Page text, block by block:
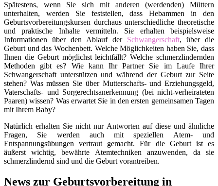
Spätestens, wenn Sie sich mit anderen (werdenden) Müttern
unterhalten, werden Sie feststellen, dass Hebammen in den
Geburtsvorbereitungskursen durchaus unterschiedliche theoretische
und praktische Inhalte vermitteln. Sie erhalten beispielsweise
Informationen über den Ablauf derSchwangerschaft, über die
Geburt und das Wochenbett. Welche Möglichkeiten haben Sie, dass
Ihnen die Geburt möglichst leichtfällt? Welche schmerzlindernden
Methoden gibt es? Wie kann Ihr Partner Sie im Laufe Ihrer
Schwangerschaft unterstützen und während der Geburt zur Seite
stehen? Was müssen Sie über Mutterschafts- und Erziehungsgeld,
Vaterschafts- und Sorgerechtsanerkennung (bei nicht-verheirateten
Paaren) wissen? Was erwartet Sie in den ersten gemeinsamen Tagen
mit Ihrem Baby?
Natürlich erhalten Sie nicht nur Antworten auf diese und ähnliche
Fragen, Sie werden auch mit speziellen Atem- und
Entspannungsübungen vertraut gemacht. Für die Geburt ist es
äußerst wichtig, bewährte Atemtechniken anzuwenden, da sie
schmerzlindernd sind und die Geburt vorantreiben.
News zur Geburtsvorbereitung in